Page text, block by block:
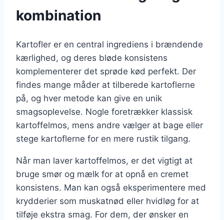
kombination
Kartofler er en central ingrediens i brændende
kærlighed, og deres bløde konsistens
komplementerer det sprøde kød perfekt. Der
findes mange måder at tilberede kartoflerne
på, og hver metode kan give en unik
smagsoplevelse. Nogle foretrækker klassisk
kartoffelmos, mens andre vælger at bage eller
stege kartoflerne for en mere rustik tilgang.
Når man laver kartoffelmos, er det vigtigt at
bruge smør og mælk for at opnå en cremet
konsistens. Man kan også eksperimentere med
krydderier som muskatnød eller hvidløg for at
tilføje ekstra smag. For dem, der ønsker en